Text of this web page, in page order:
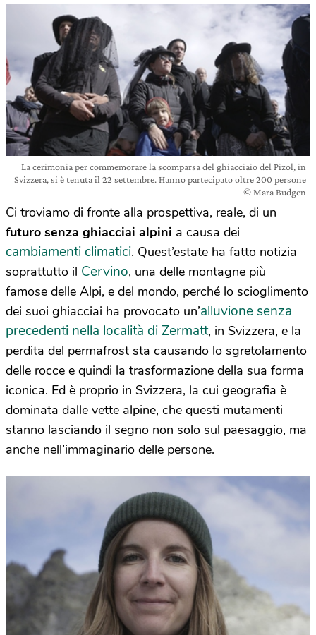
La cerimonia per commemorare la scomparsa del ghiacciaio del Pizol, in
Svizzera, si è tenuta il 22 settembre. Hanno partecipato oltre 200 persone
© Mara Budgen
Ci troviamo di fronte alla prospettiva, reale, di un
futuro senza ghiacciai alpini a causa dei
cambiamenti climatici. Quest’estate ha fatto notizia
soprattutto il Cervino, una delle montagne più
famose delle Alpi, e del mondo, perché lo scioglimento
dei suoi ghiacciai ha provocato un’alluvione senza
precedenti nella località di Zermatt, in Svizzera, e la
perdita del permafrost sta causando lo sgretolamento
delle rocce e quindi la trasformazione della sua forma
iconica. Ed è proprio in Svizzera, la cui geografia è
dominata dalle vette alpine, che questi mutamenti
stanno lasciando il segno non solo sul paesaggio, ma
anche nell’immaginario delle persone.